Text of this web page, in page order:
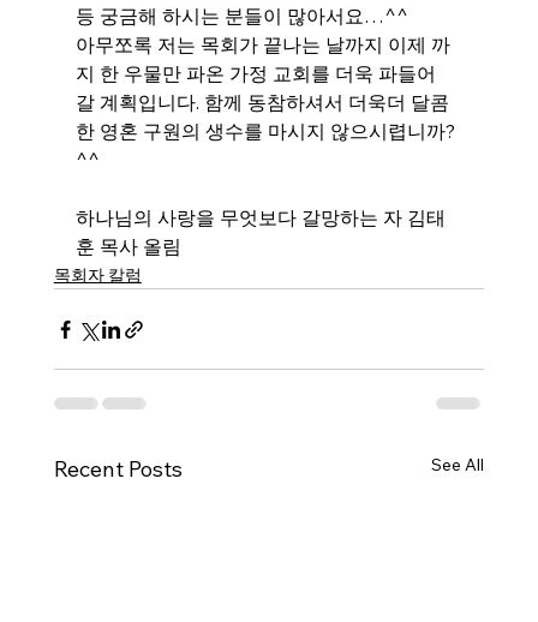
등 궁금해 하시는 분들이 많아서요…^^
아무쪼록 저는 목회가 끝나는 날까지 이제 까
지 한 우물만 파온 가정 교회를 더욱 파들어
갈 계획입니다. 함께 동참하셔서 더욱더 달콤
한 영혼 구원의 생수를 마시지 않으시렵니까?
^^
하나님의 사랑을 무엇보다 갈망하는 자 김태
훈 목사 올림
목회자 칼럼
Recent Posts See All